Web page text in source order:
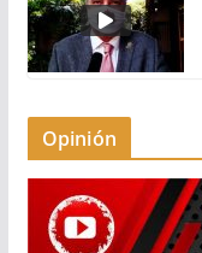
Opinión